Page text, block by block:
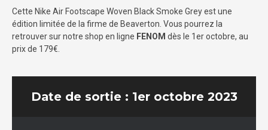
Cette Nike Air Footscape Woven Black Smoke Grey est une
édition limitée de la firme de Beaverton. Vous pourrez la
retrouver sur notre shop en ligne FENOM dès le 1er octobre, au
prix de 179€.
Date de sortie : 1er octobre 2023